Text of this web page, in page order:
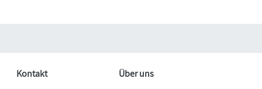
Kontakt Über uns